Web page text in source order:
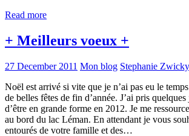
Read more
+ Meilleurs voeux +
27 December 2011 Mon blog Stephanie Zwicky
Noël est arrivé si vite que je n’ai pas eu le
de belles fêtes de fin d’année. J’ai pris
d’être en grande forme en 2012. Je me
au bord du lac Léman. En attendant je vous
entourés de votre famille et des…